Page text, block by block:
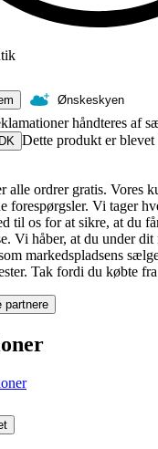
Ønskeskyen
håndteres af
Dette produkt er
ordrer gratis. Vores
forespørgsler. Vi tager
til os for at sikre, at du
Vi håber, at du under
markedspladsens
Tak fordi du købte
partnere